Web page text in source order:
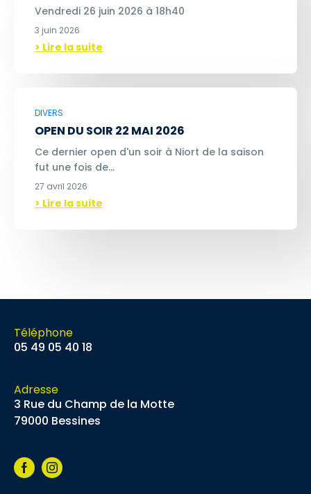
Vendredi 26 juin 2026 à 18h40
3 juin 2026
> Lire la suite
DIVERS
OPEN DU SOIR 22 MAI 2026
Ce dernier open d'un soir à Niort de la saison
fut une fois de…
27 avril 2026
> Lire la suite
Téléphone
05 49 05 40 18
Adresse
3 Rue du Champ de la Motte
79000 Bessines
FacebookInstagram